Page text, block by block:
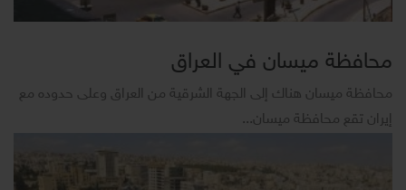
محافظة ميسان في العراق
محافظة ميسان هناك إلى الجهة الشرقية من العراق وعلى حدوده مع
إيران تقع محافظة ميسان...